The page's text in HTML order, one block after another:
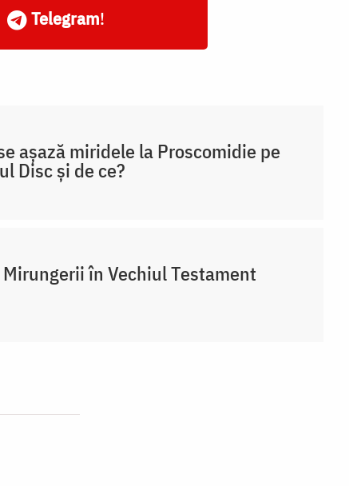
Telegram!
așază miridele la Proscomidie pe
Disc și de ce?
Mirungerii în Vechiul Testament